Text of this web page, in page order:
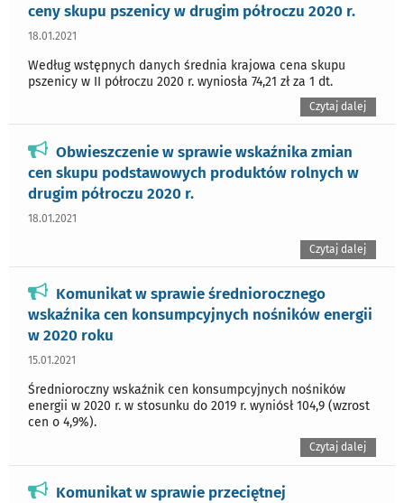
ceny skupu pszenicy w drugim półroczu 2020 r.
18.01.2021
Według wstępnych danych średnia krajowa cena skupu
pszenicy w II półroczu 2020 r. wyniosła 74,21 zł za 1 dt.
Czytaj dalej
Obwieszczenie w sprawie wskaźnika zmian
cen skupu podstawowych produktów rolnych w
drugim półroczu 2020 r.
18.01.2021
Czytaj dalej
Komunikat w sprawie średniorocznego
wskaźnika cen konsumpcyjnych nośników energii
w 2020 roku
15.01.2021
Średnioroczny wskaźnik cen konsumpcyjnych nośników
energii w 2020 r. w stosunku do 2019 r. wyniósł 104,9 (wzrost
cen o 4,9%).
Czytaj dalej
Komunikat w sprawie przeciętnej